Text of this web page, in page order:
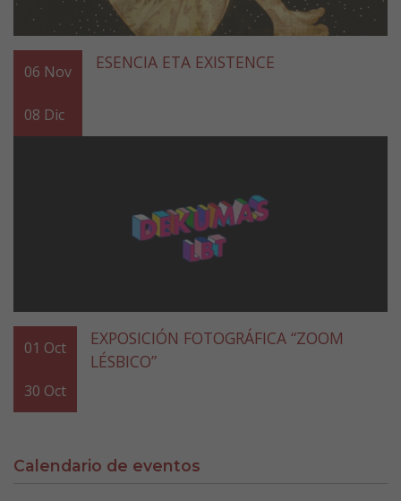
06 Nov
08 Dic
ESENCIA ETA EXISTENCE
01 Oct
30 Oct
EXPOSICIÓN FOTOGRÁFICA “ZOOM
LÉSBICO”
Calendario de eventos